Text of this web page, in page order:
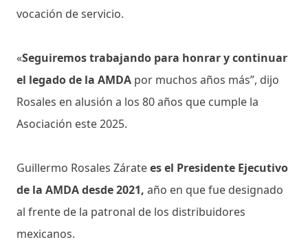
vocación de servicio.
«Seguiremos trabajando para honrar y continuar
el legado de la AMDA por muchos años más”, dijo
Rosales en alusión a los 80 años que cumple la
Asociación este 2025.
Guillermo Rosales Záratees el Presidente Ejecutivo
de la AMDA desde 2021, año en que fue designado
al frente de la patronal de los distribuidores
mexicanos.